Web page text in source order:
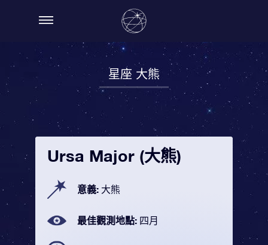
星座 大熊
Ursa Major (大熊)
意義: 大熊
最佳觀測地點: 四月